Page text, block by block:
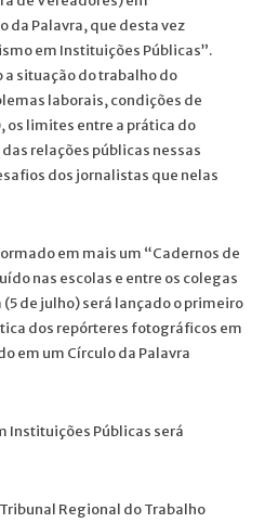
da Palavra, que desta vez
em Instituições Públicas”.
situação do trabalho do
laborais, condições de
os limites entre a prática do
relações públicas nessas
dos jornalistas que nelas
em mais um “Cadernos de
nas escolas e entre os colegas
de julho) será lançado o primeiro
dos repórteres fotográficos em
em um Círculo da Palavra
Instituições Públicas será
Regional do Trabalho